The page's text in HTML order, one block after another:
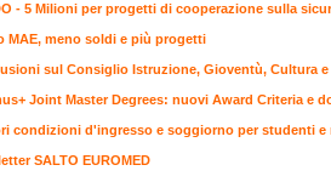
- 5 Milioni per progetti di cooperazione sulla
MAE, meno soldi e più progetti
sul Consiglio Istruzione, Gioventù, Cultura e
Joint Master Degrees: nuovi Award Criteria e
condizioni d'ingresso e soggiorno per studenti e
SALTO EUROMED